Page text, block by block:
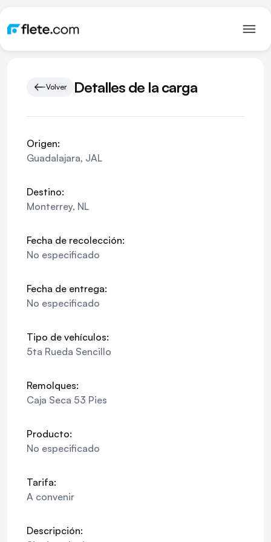
Volver Detalles de la carga
Origen:
Guadalajara, JAL
Destino:
Monterrey, NL
Fecha de recolección:
No especificado
Fecha de entrega:
No especificado
Tipo de vehículos:
5ta Rueda Sencillo
Remolques:
Caja Seca 53 Pies
Producto:
No especificado
Tarifa:
A convenir
Descripción: